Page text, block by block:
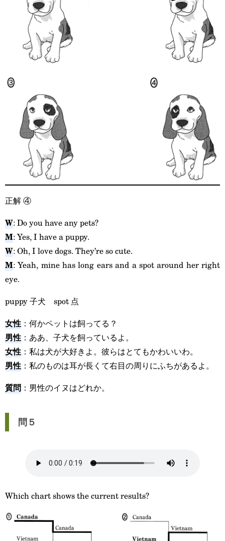
正解④
W: Do you have any pets?
M: Yes, I have a puppy.
W: Oh, I love dogs. They’re so cute.
M: Yeah, mine has long ears and a spot around her right
eye.
puppy 子犬 spot 点
女性 ：何かペットは飼ってる？
男性 ：ああ、子犬を飼っているよ。
女性 ：私は犬が大好きよ。彼らはとてもかわいいわ。
男性 ：私のものは耳が長くて右目の周りにふちがあるよ。
質問 ：男性のイヌはどれか。
問５
Which chart shows the current results?